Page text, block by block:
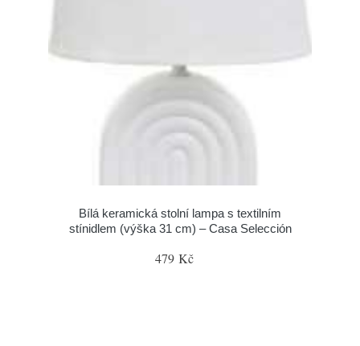
Bílá keramická stolní lampa s textilním
stínidlem (výška 31 cm) – Casa Selección
479 Kč